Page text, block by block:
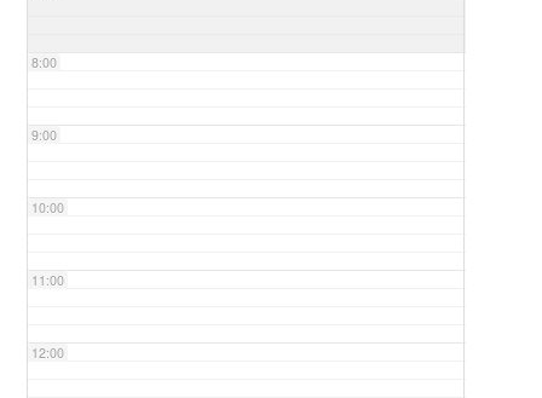
8:00
9:00
10:00
11:00
12:00